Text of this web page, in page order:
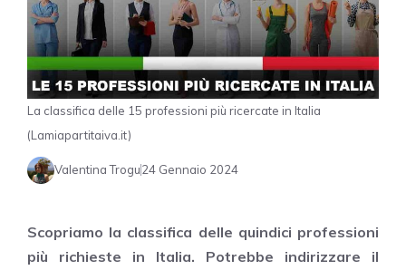
La classifica delle 15 professioni più ricercate in Italia
(Lamiapartitaiva.it)
Valentina Trogu24 Gennaio 2024
Scopriamo la classifica delle quindici professioni
più richieste in Italia. Potrebbe indirizzare il